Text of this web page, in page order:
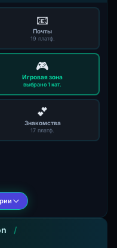
📧
Почты
19 платф.
🎮
Игровая зона
выбрано 1 кат.
💕
Знакомства
17 платф.
/